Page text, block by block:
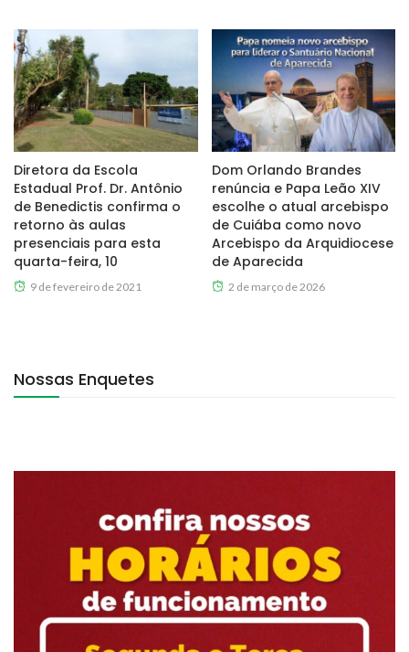
Diretora da Escola
Estadual Prof. Dr. Antônio
de Benedictis confirma o
retorno às aulas
presenciais para esta
quarta-feira, 10
9 de fevereiro de 2021
Dom Orlando Brandes
renúncia e Papa Leão XIV
escolhe o atual arcebispo
de Cuiába como novo
Arcebispo da Arquidiocese
de Aparecida
2 de março de 2026
Nossas Enquetes